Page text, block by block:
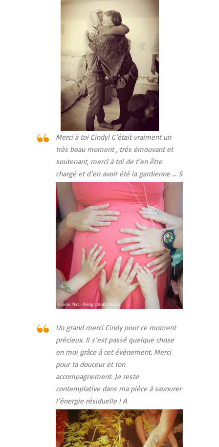
Merci à toi Cindy! C’était vraiment un
très beau moment , très émouvant et
soutenant, merci à toi de t’en être
chargé et d’en avoir été la gardienne … S
Un grand merci Cindy pour ce moment
précieux. Il s’est passé quelque chose
en moi grâce à cet évènement. Merci
pour ta douceur et ton
accompagnement. Je reste
contemplative dans ma pièce à savourer
l’énergie résiduelle ! A